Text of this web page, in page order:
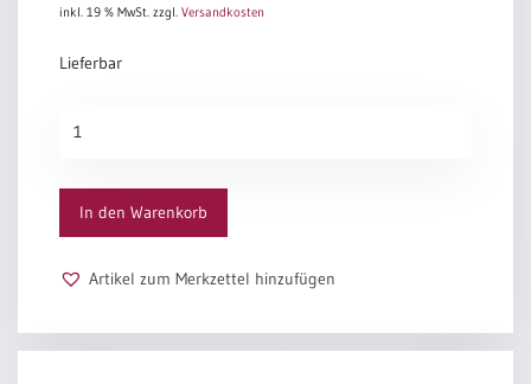
inkl. 19 % MwSt. zzgl. Versandkosten
Lieferbar
Menge
In den Warenkorb
Artikel zum Merkzettel hinzufügen